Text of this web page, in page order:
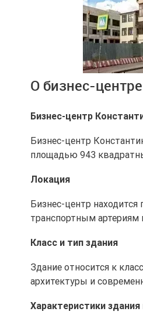
О бизнес-центре
Бизнес-центр
Бизнес-центр
площадью 943
Локация
Бизнес-центр
транспортным артериям
Класс и тип здания
Здание относится к
архитектуры и
Характеристики